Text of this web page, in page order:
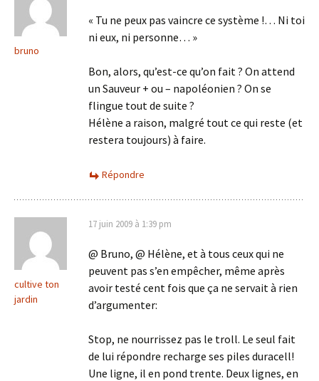
bruno
« Tu ne peux pas vaincre ce système !… Ni toi
ni eux, ni personne… »
Bon, alors, qu’est-ce qu’on fait ? On attend
un Sauveur + ou – napoléonien ? On se
flingue tout de suite ?
Hélène a raison, malgré tout ce qui reste (et
restera toujours) à faire.
Répondre
cultive ton
jardin
17 juin 2009 à 1:39 pm
@ Bruno, @ Hélène, et à tous ceux qui ne
peuvent pas s’en empêcher, même après
avoir testé cent fois que ça ne servait à rien
d’argumenter:
Stop, ne nourrissez pas le troll. Le seul fait
de lui répondre recharge ses piles duracell!
Une ligne, il en pond trente. Deux lignes, en